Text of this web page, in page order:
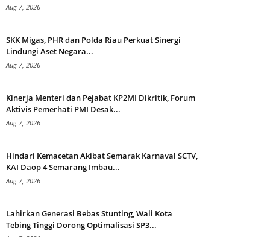
Aug 7, 2026
SKK Migas, PHR dan Polda Riau Perkuat Sinergi
Lindungi Aset Negara...
Aug 7, 2026
Kinerja Menteri dan Pejabat KP2MI Dikritik, Forum
Aktivis Pemerhati PMI Desak...
Aug 7, 2026
Hindari Kemacetan Akibat Semarak Karnaval SCTV,
KAI Daop 4 Semarang Imbau...
Aug 7, 2026
Lahirkan Generasi Bebas Stunting, Wali Kota
Tebing Tinggi Dorong Optimalisasi SP3...